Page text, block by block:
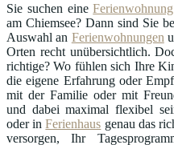
Sie suchen eineFerienwohnung
am Chiemsee? Dann sind Sie
Auswahl an Ferienwohnungen
Orten recht unübersichtlich.
richtige? Wo fühlen sich Ihre
die eigene Erfahrung oder
mit der Familie oder mit
und dabei maximal flexibel
oder inFerienhaus genau das
versorgen, Ihr